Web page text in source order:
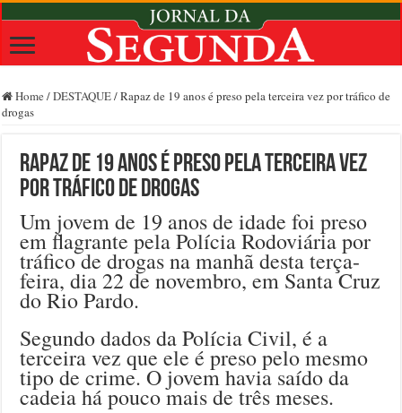
Home /DESTAQUE/Rapaz de 19 anos é preso pela terceira vez por tráfico de
drogas
Rapaz de 19 anos é preso pela terceira vez
por tráfico de drogas
Um jovem de 19 anos de idade foi preso
em flagrante pela Polícia Rodoviária por
tráfico de drogas na manhã desta terça-
feira, dia 22 de novembro, em Santa Cruz
do Rio Pardo.
Segundo dados da Polícia Civil, é a
terceira vez que ele é preso pelo mesmo
tipo de crime. O jovem havia saído da
cadeia há pouco mais de três meses.